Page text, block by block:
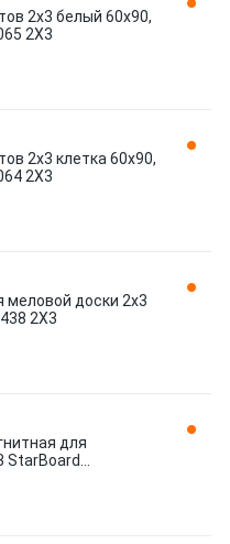
2х3 белый 60х90,
2X3
2х3 клетка 60х90,
2X3
меловой доски 2х3
2X3
для
StarBoard